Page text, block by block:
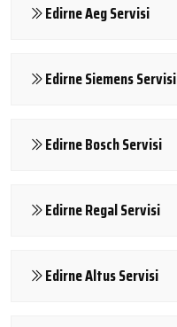
Edirne Aeg Servisi
Edirne Siemens Servisi
Edirne Bosch Servisi
Edirne Regal Servisi
Edirne Altus Servisi